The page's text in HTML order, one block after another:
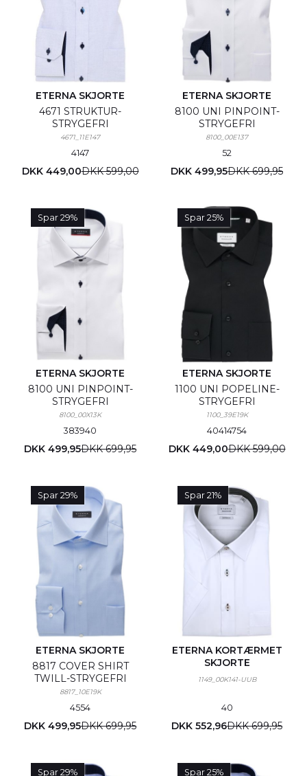
ETERNA SKJORTE
4671 STRUKTUR-
STRYGEFRI
4671_11E147
4147
DKK 449,00DKK 599,00
ETERNA SKJORTE
8100 UNI PINPOINT-
STRYGEFRI
8100_00E137
52
DKK 499,95DKK 699,95
Spar 29%
ETERNA SKJORTE
8100 UNI PINPOINT-
STRYGEFRI
8100_00X13K
383940
DKK 499,95DKK 699,95
Spar 25%
ETERNA SKJORTE
1100 UNI POPELINE-
STRYGEFRI
1100_39E19K
40414754
DKK 449,00DKK 599,00
Spar 29%
ETERNA SKJORTE
8817 COVER SHIRT
TWILL-STRYGEFRI
8817_10E19K
4554
DKK 499,95DKK 699,95
Spar 21%
ETERNA KORTÆRMET
SKJORTE
1149_00K141-UUB
40
DKK 552,96DKK 699,95
Spar 29% Spar 25%